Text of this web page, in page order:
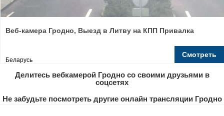
Веб-камера Гродно, Выезд в Литву на КПП Привалка
Беларусь
Смотреть
Делитесь вебкамерой Гродно со своими друзьями в
соцсетях
Не забудьте посмотреть другие онлайн трансляции Гродно